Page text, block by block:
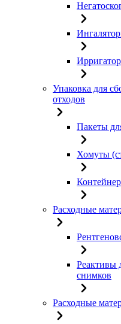
Упаковка для
отходов
Пакеты
Хомуты
Расходные
Реактивы
снимков
Расходные